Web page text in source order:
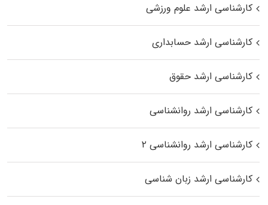
کارشناسی ارشد علوم ورزشی
کارشناسی ارشد حسابداری
کارشناسی ارشد حقوق
کارشناسی ارشد روانشناسی
کارشناسی ارشد روانشناسی ۲
کارشناسی ارشد زبان شناسی